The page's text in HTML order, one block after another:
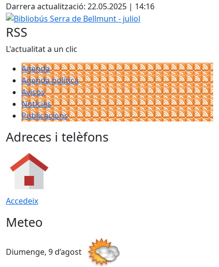
Darrera actualització: 22.05.2025 | 14:16
Bibliobús Serra de Bellmunt - juliol
RSS
L'actualitat a un clic
Agenda
Agenda política
Avisos
Notícies
Publicacions
Adreces i telèfons
Accedeix
Meteo
Diumenge, 9 d’agost